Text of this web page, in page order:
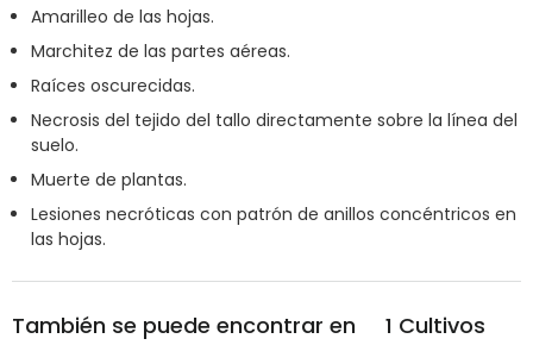
Amarilleo de las hojas.
Marchitez de las partes aéreas.
Raíces oscurecidas.
Necrosis del tejido del tallo directamente sobre la línea del
suelo.
Muerte de plantas.
Lesiones necróticas con patrón de anillos concéntricos en
las hojas.
También se puede encontrar en 1 Cultivos